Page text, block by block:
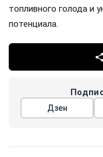
топливного голода и
потенциала.
Дзен